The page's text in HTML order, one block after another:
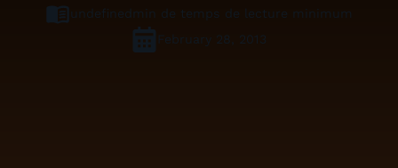
undefined min de temps de lecture minimum
February 28, 2013